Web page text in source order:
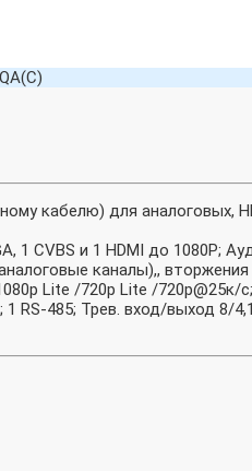
кабелю) для аналоговых,
1 CVBS и 1 HDMI до 1080Р;
каналы),,
Lite /720p Lite /720p@25к/
485; Трев. вход/выход 8/